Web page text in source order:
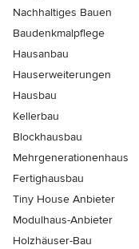
Nachhaltiges Bauen
Baudenkmalpflege
Hausanbau
Hauserweiterungen
Hausbau
Kellerbau
Blockhausbau
Mehrgenerationenhaus
Fertighausbau
Tiny House Anbieter
Modulhaus-Anbieter
Holzhäuser-Bau